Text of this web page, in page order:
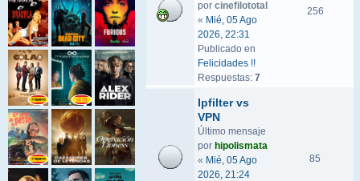
por cinefilototal
« Mié, 05 Ago
2026, 22:31
Publicado en
Felicidades !!
Respuestas: 7
256
Ipfilter vs
VPN
Último mensaje
por hipolismata
« Mié, 05 Ago
2026, 21:24
85